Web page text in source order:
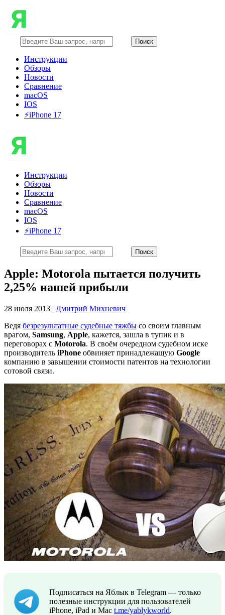
Инструкции
Обзоры
Новости
Сравнение
macOS
IOS
⚡️iPhone 17
Инструкции
Обзоры
Новости
Сравнение
macOS
IOS
⚡️iPhone 17
Apple: Motorola пытается получить
2,25% нашей прибыли
28 июля 2013 | Дмитрий Михневич
Ведя безрезультатные судебные тяжбы со своим главным
врагом, Samsung, Apple, кажется, зашла в тупик и в
переговорах с Motorola. В своём очередном судебном иске
производитель iPhone обвиняет принадлежащую Google
компанию в завышении стоимости патентов на технологии
сотовой связи.
Подписаться на Яблык в Telegram — только
полезные инструкции для пользователей
iPhone, iPad и Mac t.me/yablykworld.